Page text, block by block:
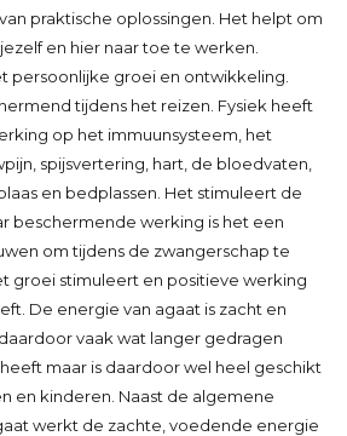
praktische oplossingen. Het helpt om
en hier naar toe te werken.
persoonlijke groei en ontwikkeling.
tijdens het reizen. Fysiek heeft
op het immuunsysteem, het
spijsvertering, hart, de bloedvaten,
en bedplassen. Het stimuleert de
beschermende werking is het een
om tijdens de zwangerschap te
groei stimuleert en positieve werking
De energie van agaat is zacht en
vaak wat langer gedragen
maar is daardoor wel heel geschikt
en kinderen. Naast de algemene
werkt de zachte, voedende energie